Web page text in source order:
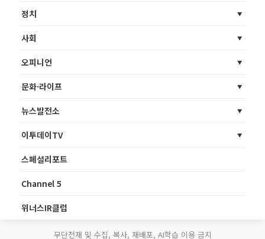
정치
사회
오피니언
문화·라이프
뉴스발전소
이투데이TV
스페셜리포트
Channel 5
위너스IR클럽
무단전재 및 수집, 복사, 재배포, AI학습 이용 금지